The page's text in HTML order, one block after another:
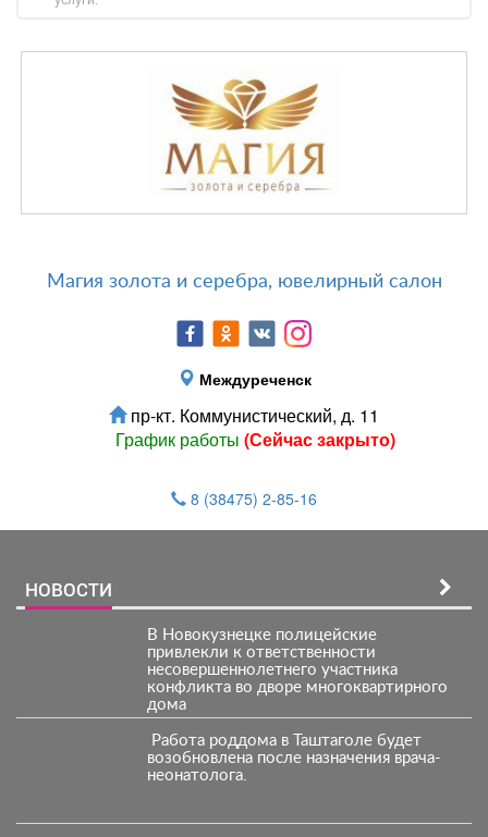
Магия золота и серебра, ювелирный салон
Междуреченск
пр-кт. Коммунистический, д. 11
График работы (Сейчас закрыто)
8 (38475) 2-85-16
НОВОСТИ
В Новокузнецке полицейские
привлекли к ответственности
несовершеннолетнего участника
конфликта во дворе многоквартирного
дома
️ Работа роддома в Таштаголе будет
возобновлена после назначения врача-
неонатолога.